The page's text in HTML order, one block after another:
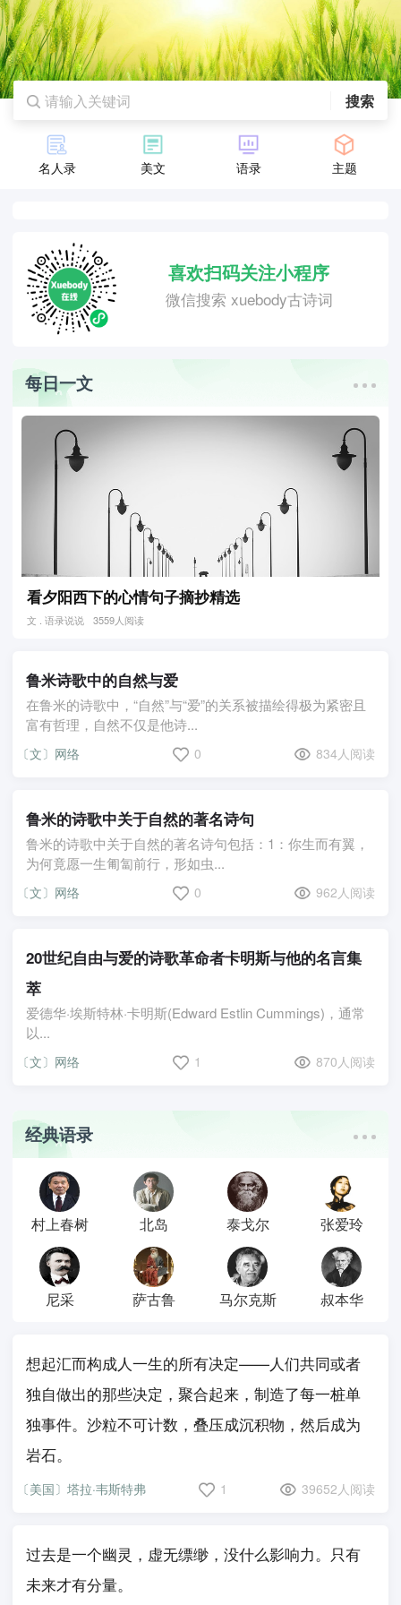
搜索
名人录 美文 语录 主题
喜欢扫码关注小程序
微信搜索 xuebody古诗词
每日一文
看夕阳西下的心情句子摘抄精选
文 . 语录说说 3559人阅读
鲁米诗歌中的自然与爱
在鲁米的诗歌中，“自然”与“爱”的关系被描绘得极为紧密且
富有哲理，自然不仅是他诗...
〔文〕网络 0 834人阅读
鲁米的诗歌中关于自然的著名诗句
鲁米的诗歌中关于自然的著名诗句包括：1：你生而有翼，
为何竟愿一生匍匐前行，形如虫...
〔文〕网络 0 962人阅读
20世纪自由与爱的诗歌革命者卡明斯与他的名言集
萃
爱德华·埃斯特林·卡明斯(Edward Estlin Cummings)，通常
以...
〔文〕网络 1 870人阅读
经典语录
村上春树 北岛 泰戈尔 张爱玲
尼采 萨古鲁 马尔克斯 叔本华
想起汇而构成人一生的所有决定——人们共同或者
独自做出的那些决定，聚合起来，制造了每一桩单
独事件。沙粒不可计数，叠压成沉积物，然后成为
岩石。
〔美国〕塔拉·韦斯特弗 1 39652人阅读
过去是一个幽灵，虚无缥缈，没什么影响力。只有
未来才有分量。